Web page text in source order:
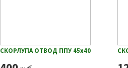
СКОРЛУПА ОТВОД ППУ 45х40